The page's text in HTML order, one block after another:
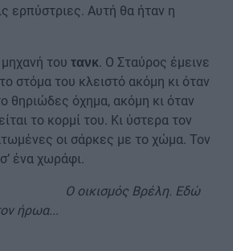
ερπύστριες. Αυτή θα ήταν η
του τανκ. Ο Σταύρος έμεινε
στόμα του κλειστό ακόμη κι όταν
θηριώδες όχημα, ακόμη κι όταν
το κορμί του. Κι ύστερα τον
οι σάρκες με το χώμα. Τον
ένα χωράφι.
Βρέλη. Εδώ
ήρωα...